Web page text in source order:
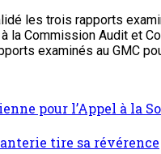
les trois rapports
Commission Audit et
examinés au GMC
pour l’Appel à la
tire sa révérence